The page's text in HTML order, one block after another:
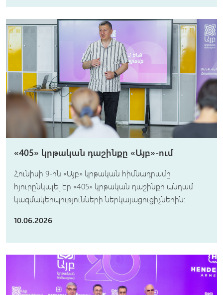
«405» կրթական դաշինքը «Այբ»-ում
Հունիսի 9-ին «Այբ» կրթական հիմնադրամը
հյուրընկալել էր «405» կրթական դաշինքի անդամ
կազմակերպությունների ներկայացուցիչներին։
10.06.2026